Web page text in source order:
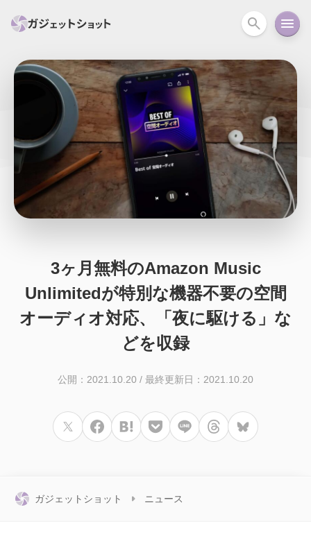
スマホ PC関連 カメラ ウェアラ
セール情報 スマートホーム アクションカメラ カメラ
iPhone iPad Android コラム
ガイド オーディオ 周辺機器
3ヶ月無料のAmazon Music
Unlimitedが特別な機器不要の空間
オーディオ対応、「夜に駆ける」な
どを収録
公開：2021.10.20 / 最終更新日：2021.10.20
ガジェットショット ニュース